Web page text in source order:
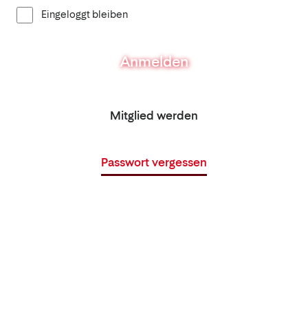
Eingeloggt bleiben
Anmelden
Mitglied werden
Passwort vergessen